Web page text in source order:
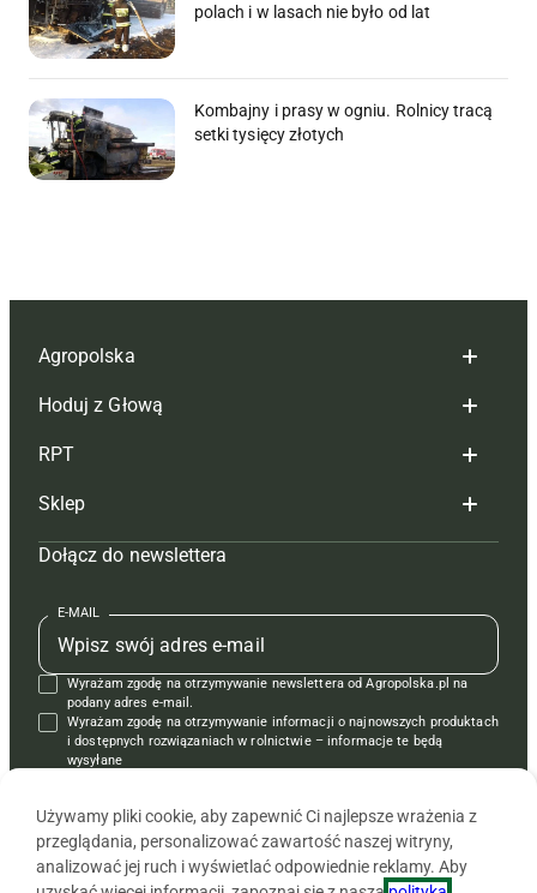
polach i w lasach nie było od lat
Kombajny i prasy w ogniu. Rolnicy tracą
setki tysięcy złotych
Agropolska
Redakcja
Reklama
Tagi
Mapa serwisu
Kontakt
Regulamin
Polityka prywatności
Hoduj z Głową
Hoduj z głową bydło
Hoduj z głową świnie
Prenumerata
Redakcja
Kontakt
Reklama
RPT
Redakcja
Prenumerata
Reklama
Kontakt
Krzyżówki
Sklep
Czasopisma i prenumerata
Książki
Regulamin
Dołącz do newslettera
E-MAIL
Wyrażam zgodę na otrzymywanie newslettera od Agropolska.pl na
podany adres e-mail.
Wyrażam zgodę na otrzymywanie informacji o najnowszych produktach
i dostępnych rozwiązaniach w rolnictwie – informacje te będą
wysyłane
Używamy pliki cookie, aby zapewnić Ci najlepsze wrażenia z
przeglądania, personalizować zawartość naszej witryny,
analizować jej ruch i wyświetlać odpowiednie reklamy. Aby